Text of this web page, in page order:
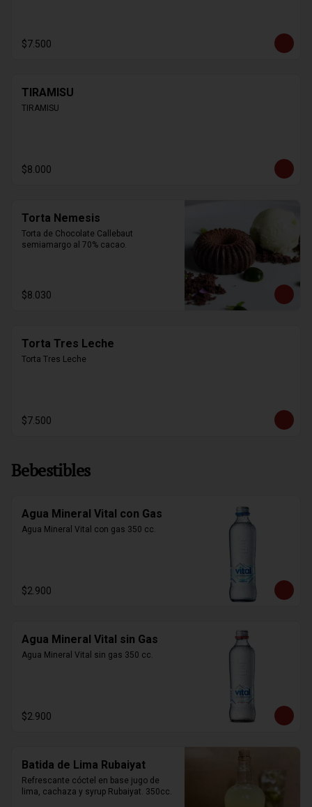
$7.500
TIRAMISU
TIRAMISU
$8.000
Torta Nemesis
Torta de Chocolate Callebaut
semiamargo al 70% cacao.
$8.030
Torta Tres Leche
Torta Tres Leche
$7.500
Bebestibles
Agua Mineral Vital con Gas
Agua Mineral Vital con gas 350 cc.
$2.900
Agua Mineral Vital sin Gas
Agua Mineral Vital sin gas 350 cc.
$2.900
Batida de Lima Rubaiyat
Refrescante cóctel en base jugo de
lima, cachaza y syrup Rubaiyat. 350cc.